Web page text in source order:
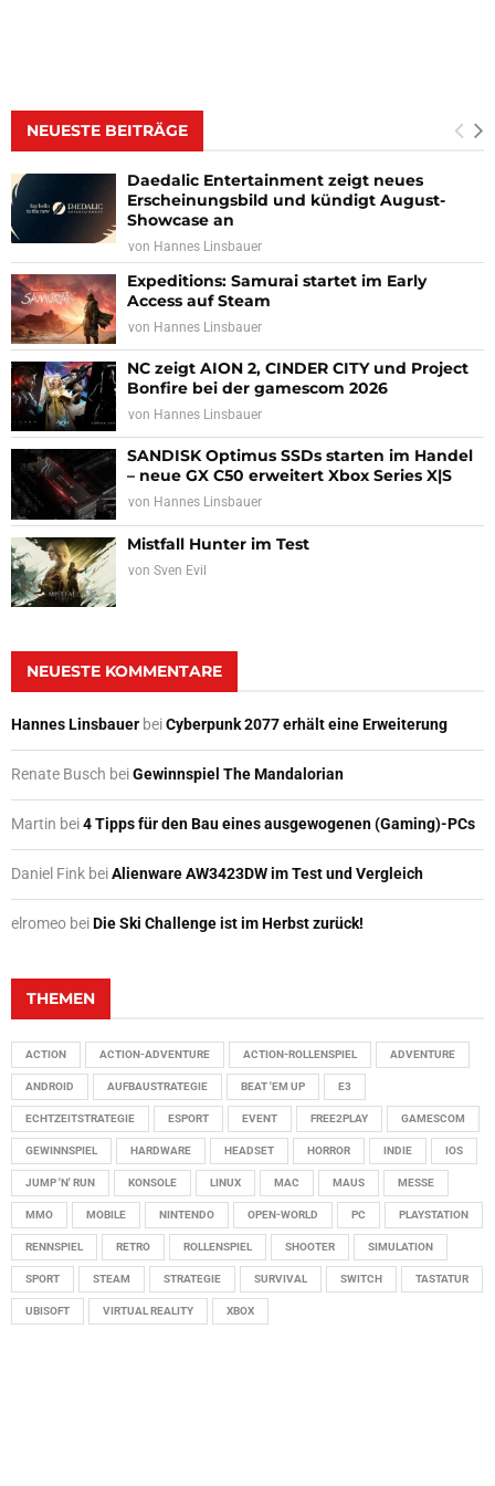
NEUESTE BEITRÄGE
Daedalic Entertainment zeigt neues
Erscheinungsbild und kündigt August-
Showcase an
von Hannes Linsbauer
Expeditions: Samurai startet im Early
Access auf Steam
von Hannes Linsbauer
NC zeigt AION 2, CINDER CITY und Project
Bonfire bei der gamescom 2026
von Hannes Linsbauer
SANDISK Optimus SSDs starten im Handel
– neue GX C50 erweitert Xbox Series X|S
von Hannes Linsbauer
Mistfall Hunter im Test
von Sven Evil
NEUESTE KOMMENTARE
Hannes Linsbauer beiCyberpunk 2077 erhält eine Erweiterung
Renate Busch beiGewinnspiel The Mandalorian
Martin bei4 Tipps für den Bau eines ausgewogenen (Gaming)-PCs
Daniel Fink beiAlienware AW3423DW im Test und Vergleich
elromeo beiDie Ski Challenge ist im Herbst zurück!
THEMEN
ACTION ACTION-ADVENTURE ACTION-ROLLENSPIEL ADVENTURE
ANDROID AUFBAUSTRATEGIE BEAT 'EM UP E3
ECHTZEITSTRATEGIE ESPORT EVENT FREE2PLAY GAMESCOM
GEWINNSPIEL HARDWARE HEADSET HORROR INDIE IOS
JUMP 'N' RUN KONSOLE LINUX MAC MAUS MESSE
MMO MOBILE NINTENDO OPEN-WORLD PC PLAYSTATION
RENNSPIEL RETRO ROLLENSPIEL SHOOTER SIMULATION
SPORT STEAM STRATEGIE SURVIVAL SWITCH TASTATUR
UBISOFT VIRTUAL REALITY XBOX